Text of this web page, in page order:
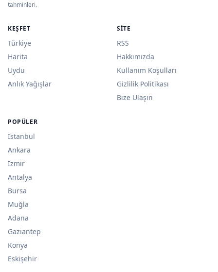
tahminleri.
KEŞFET
Türkiye
Harita
Uydu
Anlık Yağışlar
SITE
RSS
Hakkımızda
Kullanım Koşulları
Gizlilik Politikası
Bize Ulaşın
POPÜLER
İstanbul
Ankara
İzmir
Antalya
Bursa
Muğla
Adana
Gaziantep
Konya
Eskişehir